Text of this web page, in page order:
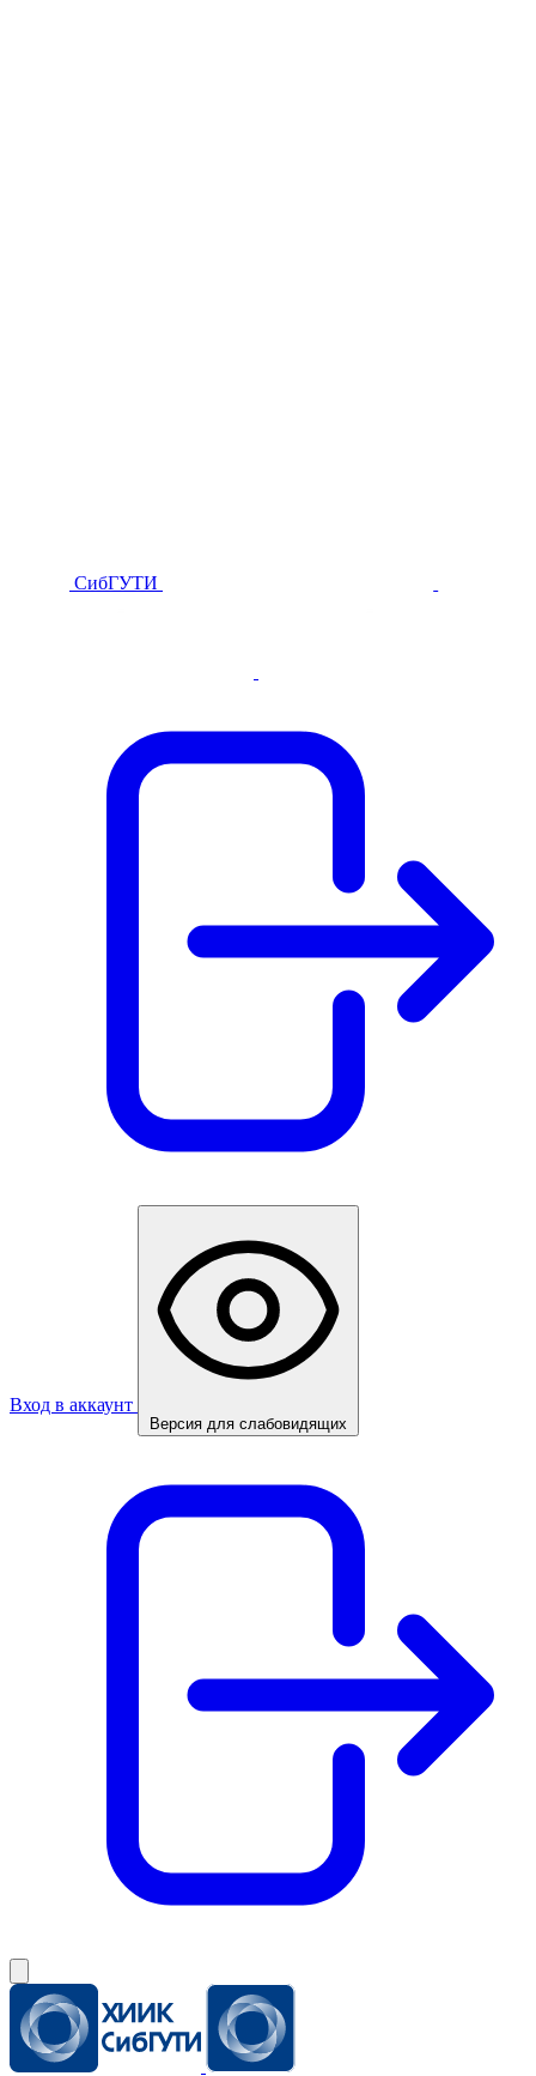
СибГУТИ
Вход в аккаунт
Версия для слабовидящих